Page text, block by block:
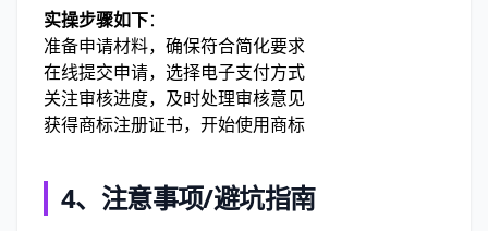
实操步骤如下：
准备申请材料，确保符合简化要求
在线提交申请，选择电子支付方式
关注审核进度，及时处理审核意见
获得商标注册证书，开始使用商标
4、注意事项/避坑指南